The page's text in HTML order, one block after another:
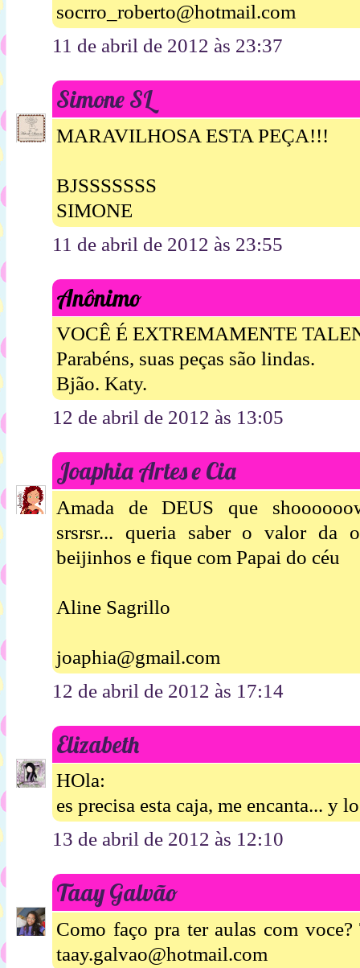
socrro_roberto@hotmail.com
11 de abril de 2012 às 23:37
Simone SL
MARAVILHOSA ESTA PEÇA!!!
BJSSSSSSS
SIMONE
11 de abril de 2012 às 23:55
Anônimo
VOCÊ É EXTREMAMENTE
Parabéns, suas peças são lindas.
Bjão. Katy.
12 de abril de 2012 às 13:05
Joaphia Artes e Cia
Amada de DEUS que
srsrsr... queria saber o valor da
beijinhos e fique com Papai do céu
Aline Sagrillo
joaphia@gmail.com
12 de abril de 2012 às 17:14
Elizabeth
HOla:
es precisa esta caja, me encanta... y
13 de abril de 2012 às 12:10
Taay Galvão
Como faço pra ter aulas com
taay.galvao@hotmail.com